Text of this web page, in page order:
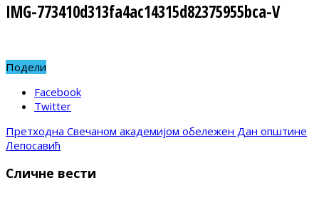
IMG-773410d313fa4ac14315d82375955bca-V
Подели
Facebook
Twitter
Претходна Свечаном академијом обележен Дан општине
Лепосавић
Сличне вести